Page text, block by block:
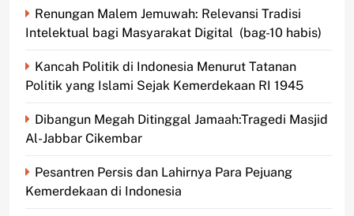
Renungan Malem Jemuwah: Relevansi Tradisi
Intelektual bagi Masyarakat Digital (bag-10 habis)
Kancah Politik di Indonesia Menurut Tatanan
Politik yang Islami Sejak Kemerdekaan RI 1945
Dibangun Megah Ditinggal Jamaah:Tragedi Masjid
Al-Jabbar Cikembar
Pesantren Persis dan Lahirnya Para Pejuang
Kemerdekaan di Indonesia